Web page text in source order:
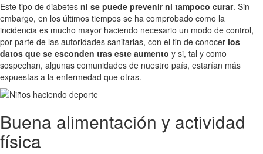
Este tipo de diabetes ni se puede prevenir ni tampoco curar. Sin
embargo, en los últimos tiempos se ha comprobado como la
incidencia es mucho mayor haciendo necesario un modo de control,
por parte de las autoridades sanitarias, con el fin de conocer los
datos que se esconden tras este aumento y si, tal y como
sospechan, algunas comunidades de nuestro país, estarían más
expuestas a la enfermedad que otras.
Buena alimentación y actividad
física